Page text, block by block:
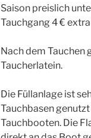
Saison preislich
Tauchgang 4 €
Nach dem Tauchen
Taucherlatein.
Die Füllanlage ist
Tauchbasen
Tauchbooten. Die